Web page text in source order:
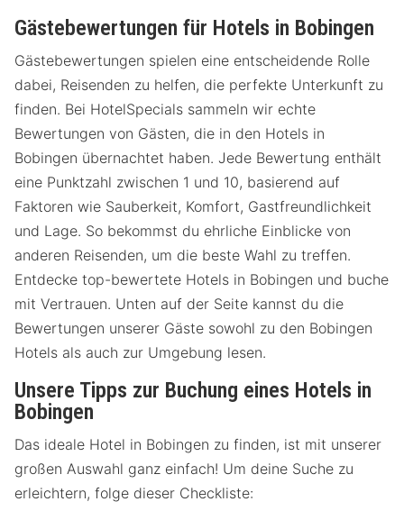
Gästebewertungen für Hotels in Bobingen
Gästebewertungen spielen eine entscheidende Rolle
dabei, Reisenden zu helfen, die perfekte Unterkunft zu
finden. Bei HotelSpecials sammeln wir echte
Bewertungen von Gästen, die in den Hotels in
Bobingen übernachtet haben. Jede Bewertung enthält
eine Punktzahl zwischen 1 und 10, basierend auf
Faktoren wie Sauberkeit, Komfort, Gastfreundlichkeit
und Lage. So bekommst du ehrliche Einblicke von
anderen Reisenden, um die beste Wahl zu treffen.
Entdecke top-bewertete Hotels in Bobingen und buche
mit Vertrauen. Unten auf der Seite kannst du die
Bewertungen unserer Gäste sowohl zu den Bobingen
Hotels als auch zur Umgebung lesen.
Unsere Tipps zur Buchung eines Hotels in
Bobingen
Das ideale Hotel in Bobingen zu finden, ist mit unserer
großen Auswahl ganz einfach! Um deine Suche zu
erleichtern, folge dieser Checkliste: